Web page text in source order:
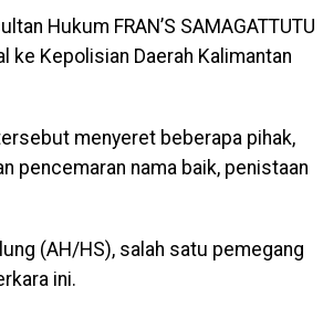
Hukum FRAN’S SAMAGATTUTU
ke Kepolisian Daerah Kalimantan
menyeret beberapa pihak,
pencemaran nama baik, penistaan
(AH/HS), salah satu pemegang
ini.